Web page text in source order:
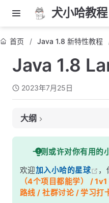
犬小哈教程
首页 Java 1.8 新特性教程
Java 1.8
2023年7月25日
大纲
一、Lambda表达式是什么
二、Lambda表达式的基础
三、类型推断和简化
四、Lambda 表达式与函数
一则或许对你有用的
欢迎加入小哈的星球 ，
（4个项目都能学） /
路线 / 社群讨论 / 学习打